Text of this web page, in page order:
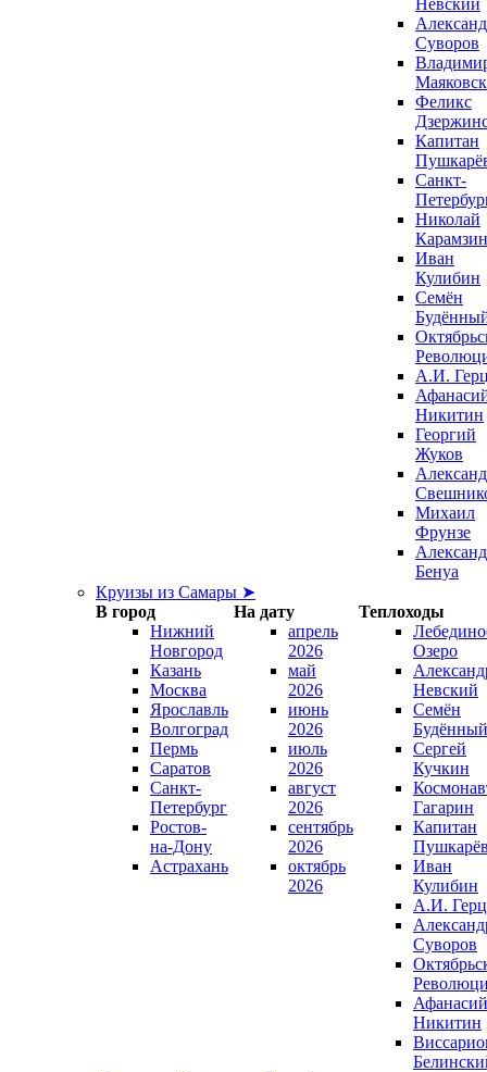
Невский
Суворов
Феликс
Капитан
Санкт-
Николай
Карамзин
Иван
Кулибин
Семён
А.И.
Никитин
Георгий
Жуков
Михаил
Фрунзе
Бенуа
Круизы из Самары ➤
В город
На дату
Теплоходы
Нижний
Новгород
Казань
Москва
Ярославль
Волгоград
Пермь
Саратов
Санкт-
Петербург
Ростов-
на-Дону
Астрахань
апрель
2026
май
2026
июнь
2026
июль
2026
август
2026
сентябрь
2026
октябрь
2026
Озеро
Невский
Семён
Будённый
Сергей
Кучкин
Гагарин
Капитан
Иван
Кулибин
А.И.
Суворов
Афанасий
Никитин